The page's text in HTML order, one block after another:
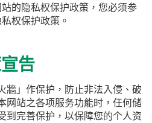
的隐私权保护政策，您必须参
权保护政策。
告
牆」作保护，防止非法入侵、破
网站之各项服务功能时，任何储
到完善保护，以保障您的个人资